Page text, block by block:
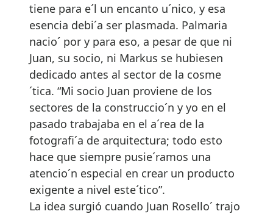
tiene para e´l un encanto u´nico, y esa
esencia debi´a ser plasmada. Palmaria
nacio´ por y para eso, a pesar de que ni
Juan, su socio, ni Markus se hubiesen
dedicado antes al sector de la cosme
´tica. “Mi socio Juan proviene de los
sectores de la construccio´n y yo en el
pasado trabajaba en el a´rea de la
fotografi´a de arquitectura; todo esto
hace que siempre pusie´ramos una
atencio´n especial en crear un producto
exigente a nivel este´tico”.
La idea surgió cuando Juan Rosello´ trajo